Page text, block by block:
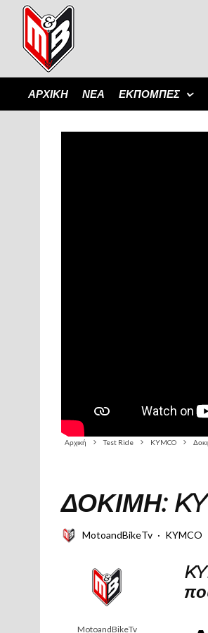
ΑΡΧΙΚΗ ΝΕΑ ΕΚΠΟΜΠΈΣ
Αρχική Test Ride KYMCO
ΔΟΚΙΜΉ:
MotoandBikeTv · KYMCO
MotoandBikeTv